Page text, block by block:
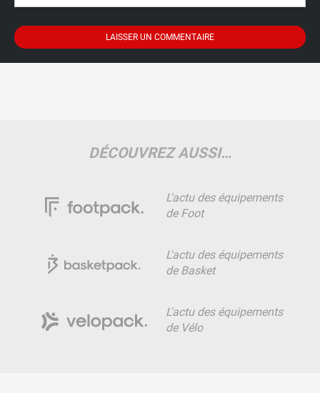
DÉCOUVREZ AUSSI…
L'actu des équipements
de Foot
L'actu des équipements
de Basket
L'actu des équipements
de Vélo